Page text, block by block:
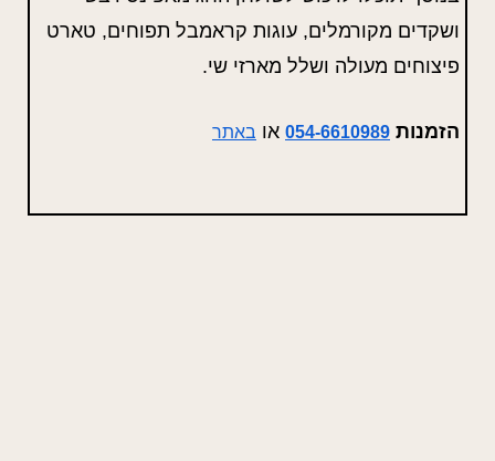
ושקדים מקורמלים, עוגות קראמבל תפוחים, טארט
פיצוחים מעולה ושלל מארזי שי.
הזמנות 054-6610989 או באתר